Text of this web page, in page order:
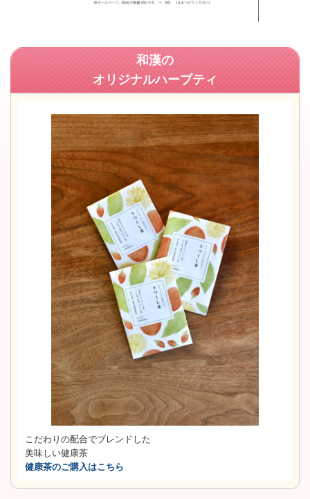
和漢の
オリジナルハーブティ
こだわりの配合でブレンドした
美味しい健康茶
健康茶のご購入はこちら